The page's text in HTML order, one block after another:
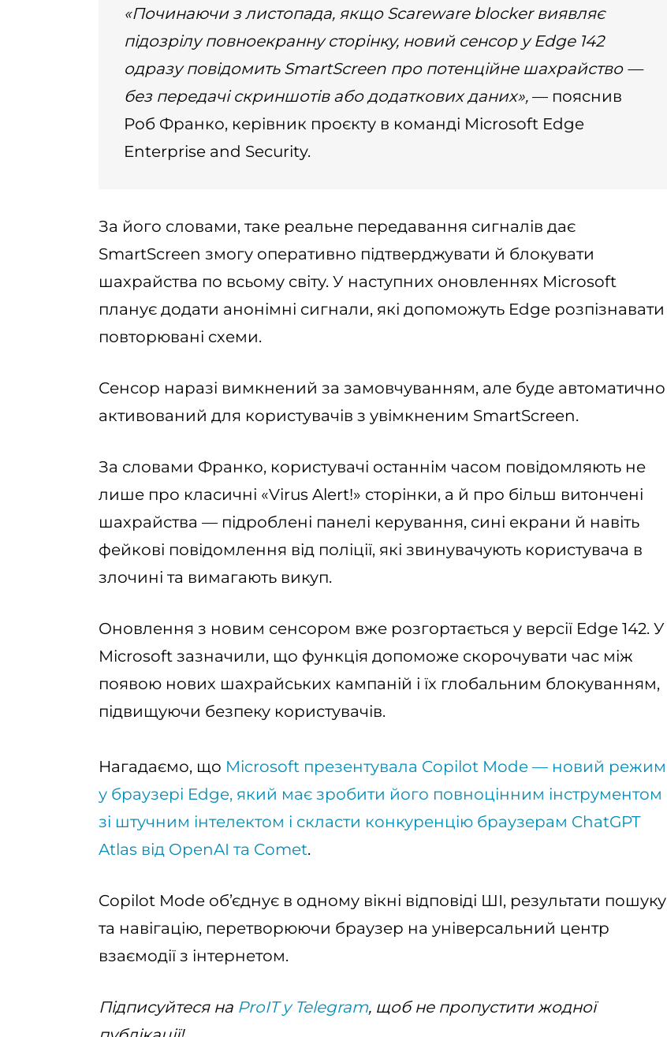
«Починаючи з листопада, якщо Scareware blocker виявляє
підозрілу повноекранну сторінку, новий сенсор у Edge 142
одразу повідомить SmartScreen про потенційне шахрайство —
без передачі скриншотів або додаткових даних», — пояснив
Роб Франко, керівник проєкту в команді Microsoft Edge
Enterprise and Security.
За його словами, таке реальне передавання сигналів дає
SmartScreen змогу оперативно підтверджувати й блокувати
шахрайства по всьому світу. У наступних оновленнях Microsoft
планує додати анонімні сигнали, які допоможуть Edge розпізнавати
повторювані схеми.
Сенсор наразі вимкнений за замовчуванням, але буде автоматично
активований для користувачів з увімкненим SmartScreen.
За словами Франко, користувачі останнім часом повідомляють не
лише про класичні «Virus Alert!» сторінки, а й про більш витончені
шахрайства — підроблені панелі керування, сині екрани й навіть
фейкові повідомлення від поліції, які звинувачують користувача в
злочині та вимагають викуп.
Оновлення з новим сенсором вже розгортається у версії Edge 142. У
Microsoft зазначили, що функція допоможе скорочувати час між
появою нових шахрайських кампаній і їх глобальним блокуванням,
підвищуючи безпеку користувачів.
Нагадаємо, що Microsoft презентувала Copilot Mode — новий режим
у браузері Edge, який має зробити його повноцінним інструментом
зі штучним інтелектом і скласти конкуренцію браузерам ChatGPT
Atlas від OpenAI та Comet.
Copilot Mode об’єднує в одному вікні відповіді ШІ, результати пошуку
та навігацію, перетворюючи браузер на універсальний центр
взаємодії з інтернетом.
Підписуйтеся на ProIT у Telegram, щоб не пропустити жодної